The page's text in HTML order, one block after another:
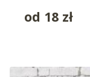
od 18 zł